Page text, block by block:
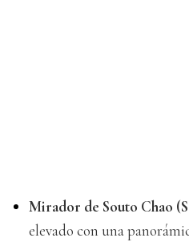
Mirador de Souto Chao
elevado con una